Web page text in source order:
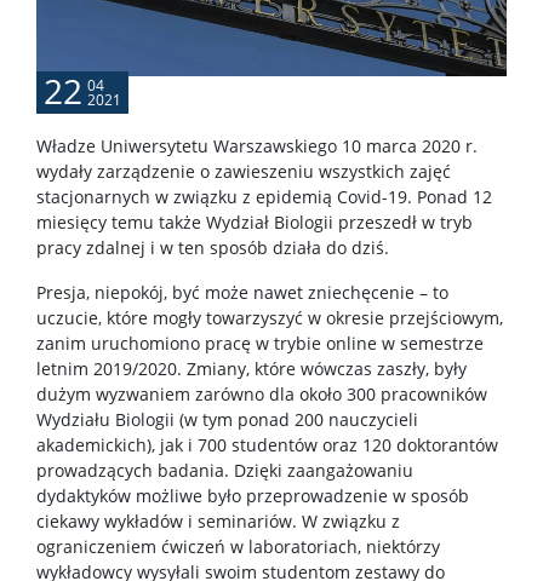
22 04
2021
Władze Uniwersytetu Warszawskiego 10 marca 2020 r.
wydały zarządzenie o zawieszeniu wszystkich zajęć
stacjonarnych w związku z epidemią Covid-19. Ponad 12
miesięcy temu także Wydział Biologii przeszedł w tryb
pracy zdalnej i w ten sposób działa do dziś.
Presja, niepokój, być może nawet zniechęcenie – to
uczucie, które mogły towarzyszyć w okresie przejściowym,
zanim uruchomiono pracę w trybie online w semestrze
letnim 2019/2020. Zmiany, które wówczas zaszły, były
dużym wyzwaniem zarówno dla około 300 pracowników
Wydziału Biologii (w tym ponad 200 nauczycieli
akademickich), jak i 700 studentów oraz 120 doktorantów
prowadzących badania. Dzięki zaangażowaniu
dydaktyków możliwe było przeprowadzenie w sposób
ciekawy wykładów i seminariów. W związku z
ograniczeniem ćwiczeń w laboratoriach, niektórzy
wykładowcy wysyłali swoim studentom zestawy do